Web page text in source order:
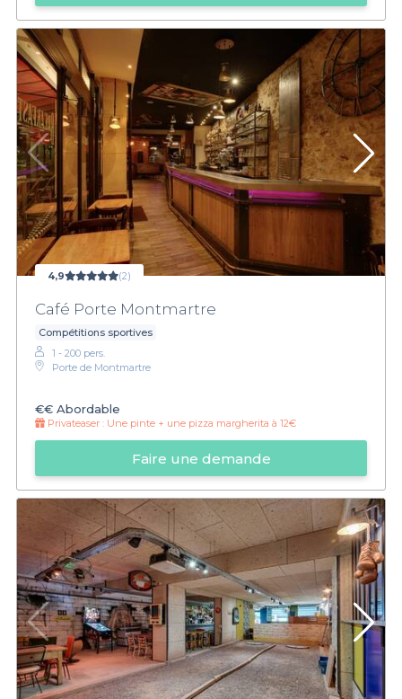
4,9 (2)
Café Porte Montmartre
Compétitions sportives
1 - 200 pers.
Porte de Montmartre
€€ Abordable
Privateaser : Une pinte + une pizza margherita à 12€
Faire une demande